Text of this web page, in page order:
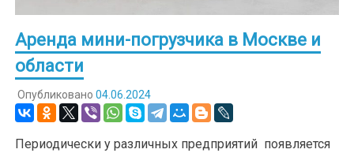
Аренда мини-погрузчика в Москве и
области
Опубликовано 04.06.2024
Периодически у различных предприятий появляется